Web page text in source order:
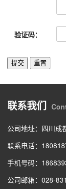
验证码：
联系我们
公司地址：四川成
联系电话：
手机号码：
公司邮箱：028-